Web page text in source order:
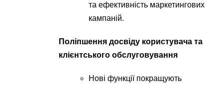
та ефективність маркетингових
кампаній.
Поліпшення досвіду користувача та
клієнтського обслуговування
Нові функції покращують